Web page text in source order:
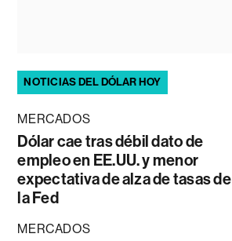
NOTICIAS DEL DÓLAR HOY
MERCADOS
Dólar cae tras débil dato de
empleo en EE.UU. y menor
expectativa de alza de tasas de
la Fed
MERCADOS